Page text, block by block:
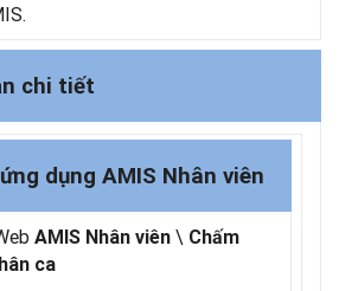
chi tiết
dụng AMIS Nhân viên
AMIS Nhân viên \ Chấm
ca